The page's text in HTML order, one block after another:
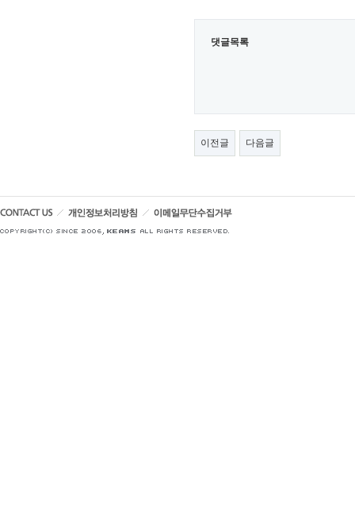
댓글목록
이전글 다음글